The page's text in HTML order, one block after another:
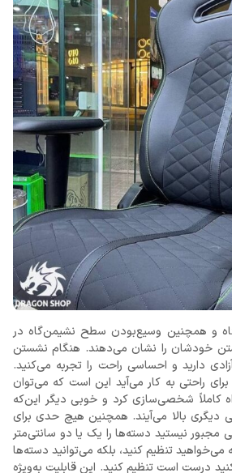
و همچنین وسیع‌بودن سطح نشیمن‌گاه در
خودشان را نشان می‌دهند. هنگام نشستن
دارید و احساسی راحت را تجربه می‌کنید.
راحتی به کار می‌آید این است که می‌توان
کاملاً شخصی‌سازی کرد و خوبی دیگر این‌که
دیگری بالا می‌آیند. همچنین هیچ حدی برای
نیستید دسته‌ها را یک یا دو سانتی‌متر
می‌خواهید تنظیم کنید، بلکه می‌توانید دسته‌ها
درست است تنظیم کنید. این قابلیت به‌ویژه